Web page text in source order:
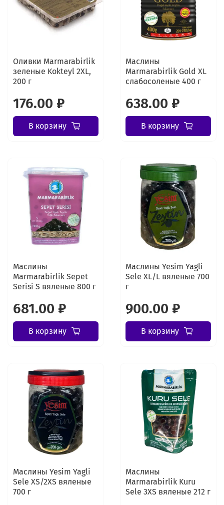
Оливки Marmarabirlik
зеленые Kokteyl 2XL,
200 г
176.00 ₽
В корзину
Маслины
Marmarabirlik Gold XL
слабосоленые 400 г
638.00 ₽
В корзину
Маслины
Marmarabirlik Sepet
Serisi S вяленые 800 г
681.00 ₽
В корзину
Маслины Yesim Yagli
Sele XL/L вяленые 700
г
900.00 ₽
В корзину
Маслины Yesim Yagli
Sele XS/2XS вяленые
700 г
Маслины
Marmarabirlik Kuru
Sele 3XS вяленые 212 г